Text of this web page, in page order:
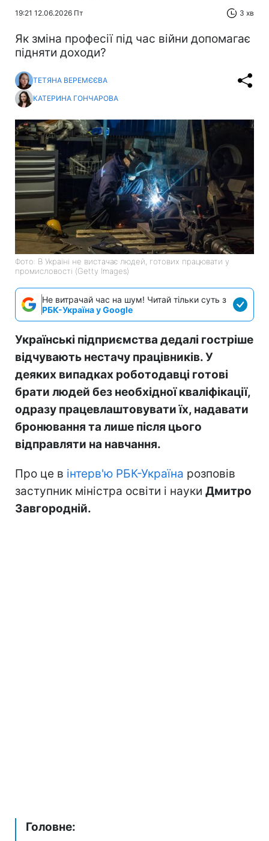
19:21 12.06.2026 Пт 3 хв
Як зміна професії під час війни допомагає
підняти доходи?
ТЕТЯНА ВЕРЕМЄЄВА
КАТЕРИНА ГОНЧАРОВА
Фото: В Україні не вистачає людей, готових працювати у
промисловості (Getty Images)
Не витрачай час на шум! Читай тільки суть з
РБК-Україна у Google
Українські підприємства дедалі гостріше
відчувають нестачу працівників. У
деяких випадках роботодавці готові
брати людей без необхідної кваліфікації,
одразу працевлаштовувати їх, надавати
бронювання та лише після цього
відправляти на навчання.
Про це в інтерв'ю РБК-Україна розповів
заступник міністра освіти і науки Дмитро
Завгородній.
Головне: